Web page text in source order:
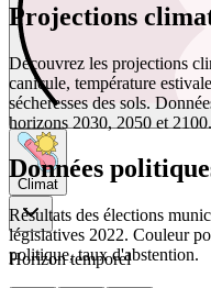
Climat
Horizon temporel
Projections
Découvrez les projections
canicule, température
sécheresses des sols.
horizons 2030, 2050 et 2100.
Données
Résultats des élections
législatives 2022. Couleur
politique, taux d'abstention.